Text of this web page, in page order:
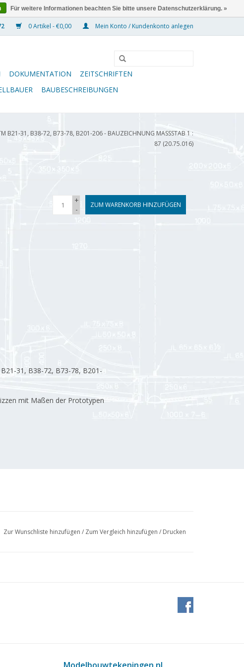
0 Artikel - €0,00 Mein Konto / Kundenkonto anlegen
DOKUMENTATION
ZEITSCHRIFTEN
BAUBESCHREIBUNGEN
B21-31, B38-72, B73-78, B201-206 - BAUZEICHNUNG MASSSTAB 1 : 8
7 (20.75.016)
+
-
ZUM WARENKORB HINZUFÜGEN
31, B38-72, B73-78, B201-
mit Maßen der Prototypen
Zur Wunschliste hinzufügen / Zum Vergleich hinzufügen / Drucken
Für weitere Informationen beachten Sie bitte unsere Datenschutzerklärung. »